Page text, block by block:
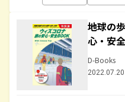
地球の
心・安
D-Books